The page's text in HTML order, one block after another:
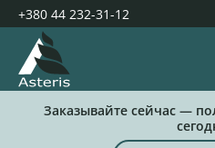
+380 44 232-31-12
Заказывайте сейчас —